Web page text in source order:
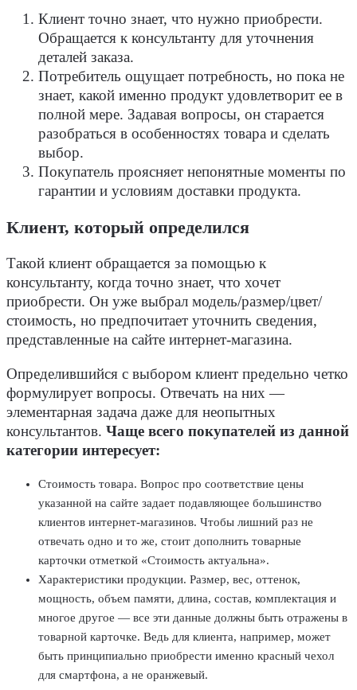
Клиент точно знает, что нужно приобрести.
Обращается к консультанту для уточнения
деталей заказа.
Потребитель ощущает потребность, но пока не
знает, какой именно продукт удовлетворит ее в
полной мере. Задавая вопросы, он старается
разобраться в особенностях товара и сделать
выбор.
Покупатель проясняет непонятные моменты по
гарантии и условиям доставки продукта.
Клиент, который определился
Такой клиент обращается за помощью к
консультанту, когда точно знает, что хочет
приобрести. Он уже выбрал модель/размер/цвет/
стоимость, но предпочитает уточнить сведения,
представленные на сайте интернет-магазина.
Определившийся с выбором клиент предельно четко
формулирует вопросы. Отвечать на них —
элементарная задача даже для неопытных
консультантов. Чаще всего покупателей из данной
категории интересует:
Стоимость товара. Вопрос про соответствие цены
указанной на сайте задает подавляющее большинство
клиентов интернет-магазинов. Чтобы лишний раз не
отвечать одно и то же, стоит дополнить товарные
карточки отметкой «Стоимость актуальна».
Характеристики продукции. Размер, вес, оттенок,
мощность, объем памяти, длина, состав, комплектация и
многое другое — все эти данные должны быть отражены в
товарной карточке. Ведь для клиента, например, может
быть принципиально приобрести именно красный чехол
для смартфона, а не оранжевый.